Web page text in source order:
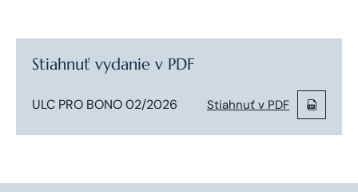
Stiahnuť vydanie v PDF
ULC PRO BONO 02/2026 Stiahnuť v PDF